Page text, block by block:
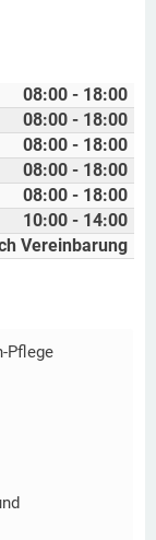
08:00 - 18:00
08:00 - 18:00
08:00 - 18:00
08:00 - 18:00
08:00 - 18:00
10:00 - 14:00
Vereinbarung
Pflege